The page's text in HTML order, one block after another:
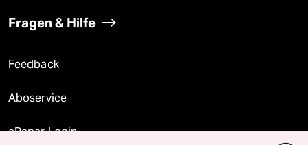
Fragen & Hilfe
Feedback
Aboservice
ePaper Login